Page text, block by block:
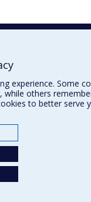
experience. Some
while others
to better serve